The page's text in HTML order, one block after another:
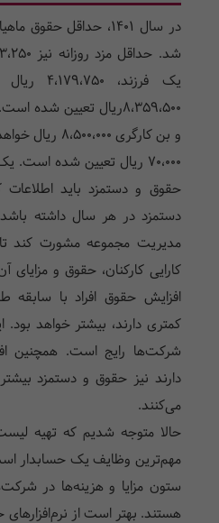
یک
و بن کارگری
70،000 ریال تعیین شده
حقوق و دستمزد باید
دستمزد در هر سال داشته
مدیریت مجموعه مشورت کند
کارایی کارکنان، حقوق و مزایای
افزایش حقوق افراد با سابقه
کمتری دارند، بیشتر خواهد بود.
شرکت‌ها رایج است. همچنین
دارند نیز حقوق و دستمزد
می‌کنند.
حالا متوجه شدیم که تهیه
مهم‌ترین وظایف یک حسابدار
ستون مزایا و هزینه‌ها در
هستند. بهتر است از نرم‌افزارهای